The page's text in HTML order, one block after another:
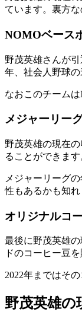
ています。裏方
NOMOベース
野茂英雄さんが
年、社会人野球
なおこのチーム
メジャーリー
野茂英雄の現在
ることができます
メジャーリーグ
性もあるかも知れ
オリジナルコ
最後に野茂英雄
ドのコーヒー豆
2022年まではそ
野茂英雄の